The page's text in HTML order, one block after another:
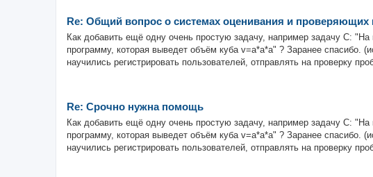
Re: Общий вопрос о системах оценивания и проверяющих
Как добавить ещё одну очень простую задачу, например задачу C:
программу, которая выведет объём куба v=a*a*a" ? Заранее
научились регистрировать пользователей, отправлять на проверку
Re: Срочно нужна помощь
Как добавить ещё одну очень простую задачу, например задачу C:
программу, которая выведет объём куба v=a*a*a" ? Заранее
научились регистрировать пользователей, отправлять на проверку